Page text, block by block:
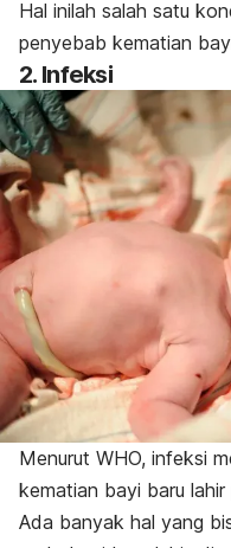
Hal inilah salah satu
penyebab kematian
2. Infeksi
Menurut WHO, infeksi
kematian bayi baru lahir
Ada banyak hal yang